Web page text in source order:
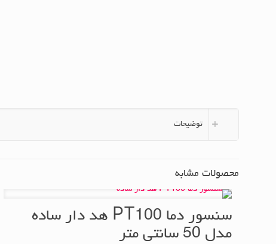
توضیحات
محصولات مشابه
سنسور دما PT100 هد دار ساده
مدل 50 سانتی متر